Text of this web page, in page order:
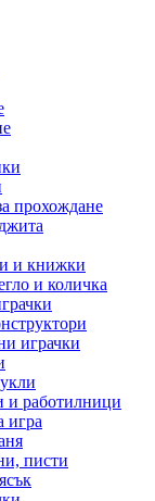
прохождане
и книжки
и количка
играчки
и работилници
игра
писти